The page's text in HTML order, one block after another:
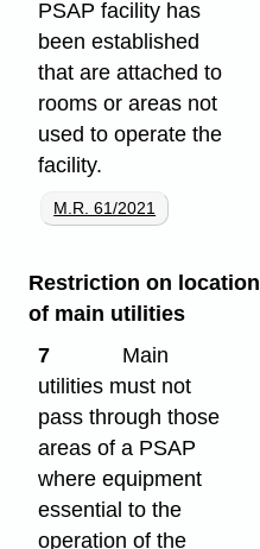
PSAP facility has
been established
that are attached to
rooms or areas not
used to operate the
facility.
M.R. 61/2021
Restriction on location
of main utilities
7
Main
utilities must not
pass through those
areas of a PSAP
where equipment
essential to the
operation of the